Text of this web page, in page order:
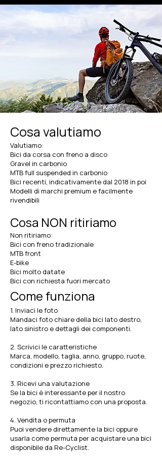
Cosa valutiamo
Valutiamo:
Bici da corsa con freno a disco
Gravel in carbonio
MTB full suspended in carbonio
Bici recenti, indicativamente dal 2018 in poi
Modelli di marchi premium e facilmente
rivendibili
Cosa NON ritiriamo
Non ritiriamo:
Bici con freno tradizionale
MTB front
E-bike
Bici molto datate
Bici con richiesta fuori mercato
Come funziona
1. Inviaci le foto
Mandaci foto chiare della bici lato destro,
lato sinistro e dettagli dei componenti.
2. Scrivici le caratteristiche
Marca, modello, taglia, anno, gruppo, ruote,
condizioni e prezzo richiesto.
3. Ricevi una valutazione
Se la bici è interessante per il nostro
negozio, ti ricontattiamo con una proposta.
4. Vendita o permuta
Puoi vendere direttamente la bici oppure
usarla come permuta per acquistare una bici
disponibile da Re-Cyclist.